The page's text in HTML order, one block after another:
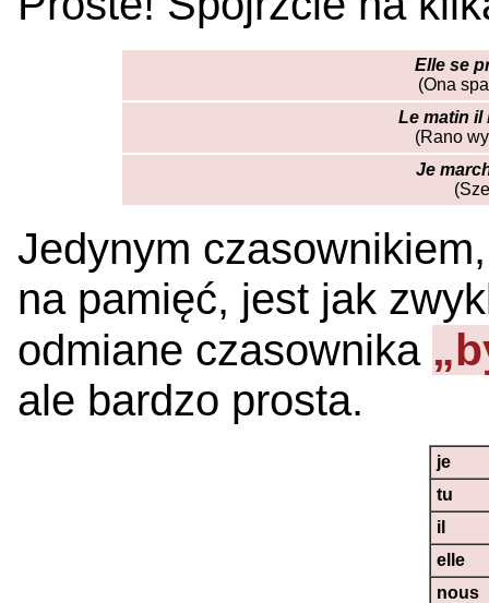
Elle se
(Ona
Le matin il
(Rano
Je
Jedynym
na pamięć, jest jak
odmiane czasownika
ale bardzo prosta.
je
tu
il
elle
nous